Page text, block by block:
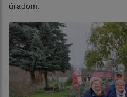
úradom.